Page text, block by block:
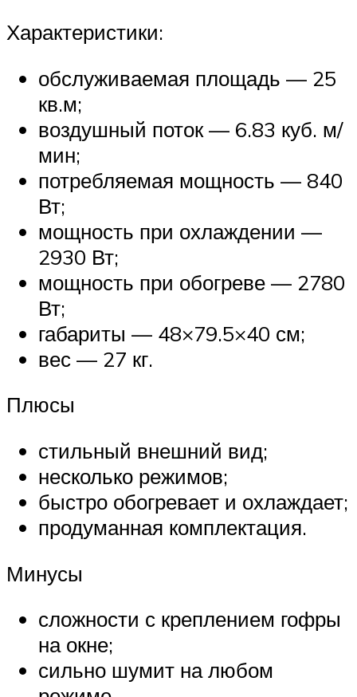
Характеристики:
обслуживаемая площадь — 25
кв.м;
воздушный поток — 6.83 куб. м/
мин;
потребляемая мощность — 840
Вт;
мощность при охлаждении —
2930 Вт;
мощность при обогреве — 2780
Вт;
габариты — 48×79.5×40 см;
вес — 27 кг.
Плюсы
стильный внешний вид;
несколько режимов;
быстро обогревает и охлаждает;
продуманная комплектация.
Минусы
сложности с креплением гофры
на окне;
сильно шумит на любом